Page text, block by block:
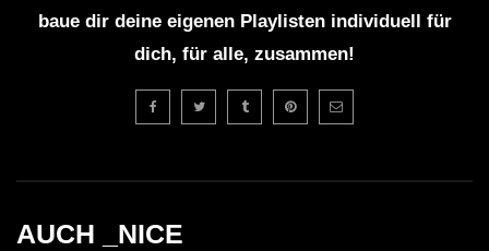
Faszination und Fakten über
baue dir deine eigenen Playlisten individuell für
dich, für alle, zusammen!
AUCH _NICE